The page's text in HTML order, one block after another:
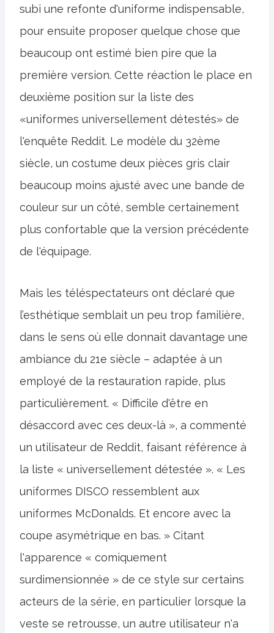
subi une refonte d'uniforme indispensable,
pour ensuite proposer quelque chose que
beaucoup ont estimé bien pire que la
première version. Cette réaction le place en
deuxième position sur la liste des
«uniformes universellement détestés» de
l'enquête Reddit. Le modèle du 32ème
siècle, un costume deux pièces gris clair
beaucoup moins ajusté avec une bande de
couleur sur un côté, semble certainement
plus confortable que la version précédente
de l'équipage.
Mais les téléspectateurs ont déclaré que
l’esthétique semblait un peu trop familière,
dans le sens où elle donnait davantage une
ambiance du 21e siècle – adaptée à un
employé de la restauration rapide, plus
particulièrement. « Difficile d'être en
désaccord avec ces deux-là », a commenté
un utilisateur de Reddit, faisant référence à
la liste « universellement détestée ». « Les
uniformes DISCO ressemblent aux
uniformes McDonalds. Et encore avec la
coupe asymétrique en bas. » Citant
l'apparence « comiquement
surdimensionnée » de ce style sur certains
acteurs de la série, en particulier lorsque la
veste se retrousse, un autre utilisateur n'a